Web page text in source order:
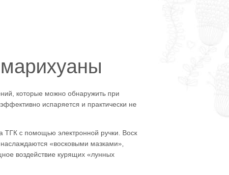
марихуаны
которые можно обнаружить при
испаряется и практически не
ТГК с помощью электронной ручки. Воск
«восковыми мазками»,
воздействие курящих «лунных